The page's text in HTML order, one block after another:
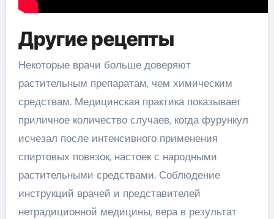
Другие рецепты
Некоторые врачи больше доверяют
растительным препаратам, чем химическим
средствам. Медицинская практика показывает
приличное количество случаев, когда фурункул
исчезал после интенсивного применения
спиртовых повязок, настоек с народными
растительными средствами. Соблюдение
инструкций врачей и представителей
нетрадиционной медицины, вера в результат